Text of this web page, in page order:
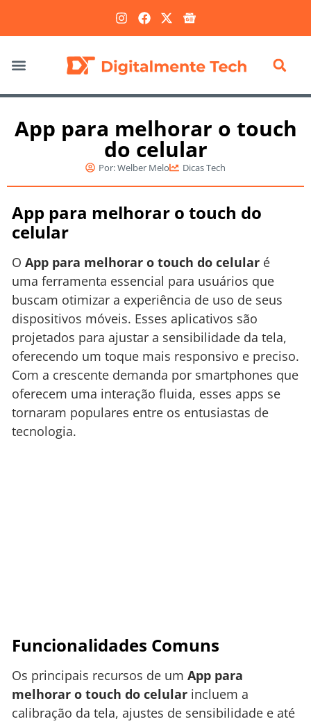
App para melhorar o touch
do celular
Por:Welber Melo Dicas Tech
App para melhorar o touch do
celular
O App para melhorar o touch do celular é
uma ferramenta essencial para usuários que
buscam otimizar a experiência de uso de seus
dispositivos móveis. Esses aplicativos são
projetados para ajustar a sensibilidade da tela,
oferecendo um toque mais responsivo e preciso.
Com a crescente demanda por smartphones que
oferecem uma interação fluida, esses apps se
tornaram populares entre os entusiastas de
tecnologia.
Funcionalidades Comuns
Os principais recursos de um App para
melhorar o touch do celular incluem a
calibração da tela, ajustes de sensibilidade e até